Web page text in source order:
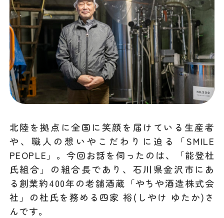
北陸を拠点に全国に笑顔を届けている生産者
や、職人の想いやこだわりに迫る「SMILE
PEOPLE」。今回お話を伺ったのは、「能登杜
氏組合」の組合長であり、石川県金沢市にあ
る創業約400年の老舗酒蔵「やちや酒造株式会
社」の杜氏を務める四家 裕(しやけ ゆたか)さ
んです。